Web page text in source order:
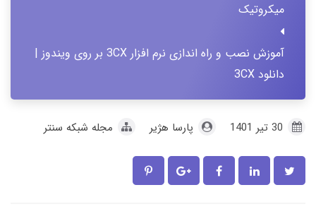
میکروتیک
آموزش نصب و راه اندازی نرم افزار 3CX بر روی ویندوز |
دانلود 3CX
پارسا هژیر مجله شبکه سنتر